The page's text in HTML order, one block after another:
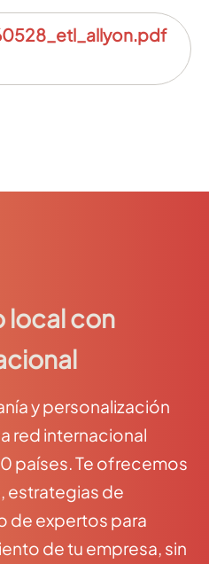
local con
y personalización
red internacional
países. Te ofrecemos
estrategias de
de expertos para
de tu empresa, sin